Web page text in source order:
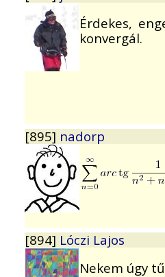
Érdekes,
konvergál.
[895] nadorp
[894] Lóczi Lajos
Nekem úgy